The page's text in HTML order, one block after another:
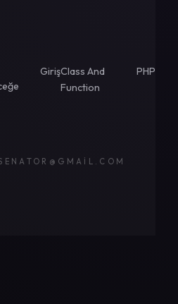
GirişClass And
Function
PHP